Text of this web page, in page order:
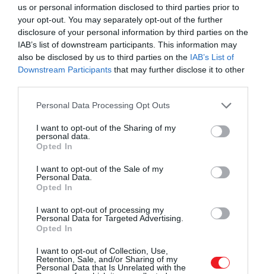
us or personal information disclosed to third parties prior to
your opt-out. You may separately opt-out of the further
disclosure of your personal information by third parties on the
IAB’s list of downstream participants. This information may
also be disclosed by us to third parties on the IAB’s List of
Downstream Participants that may further disclose it to other
Please note that this website/app uses one or more Google
not limited to your visit or usage behaviour. You may click to
grant or deny consent to Google and its third-party tags to
use your data for below specified purposes in below Google
consent section.
Personal Data Processing Opt Outs
I want to opt-out of the Sharing of my
personal data.
Opted In
I want to opt-out of the Sale of my
Personal Data.
Opted In
I want to opt-out of processing my
Personal Data for Targeted Advertising.
Opted In
I want to opt-out of Collection, Use,
Retention, Sale, and/or Sharing of my
Personal Data that Is Unrelated with the